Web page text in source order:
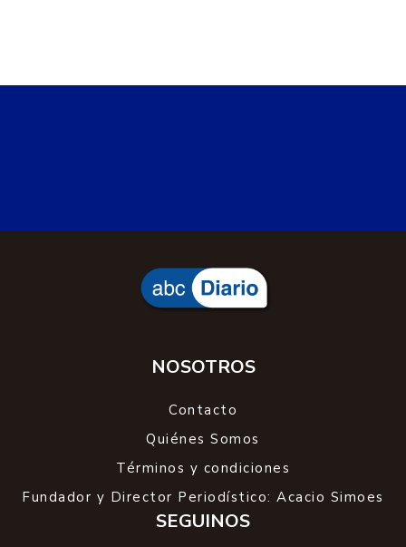
NOSOTROS
Contacto
Quiénes Somos
Términos y condiciones
Fundador y Director Periodístico: Acacio Simoes
SEGUINOS